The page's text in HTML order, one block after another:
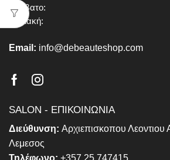
Σάββατο:
Κυριακή:
Email: info@debeauteshop.com
FacebookInstagram
SALON - ΕΠΙΚΟΙΝΩΝΙΑ
Διεύθυνση: Αρχιεπισκοπου Λεοντιου
Λεμεσος
Τηλέφωνο: +357 25 747415